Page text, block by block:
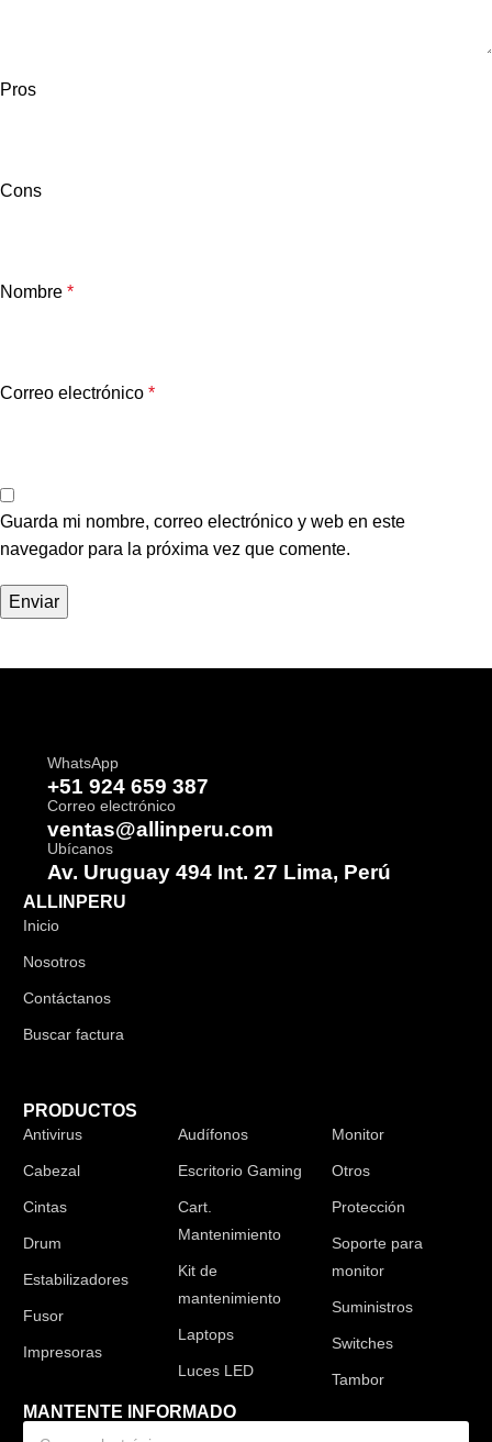
Pros
Cons
Nombre *
Correo electrónico *
Guarda mi nombre, correo electrónico y web en este
navegador para la próxima vez que comente.
WhatsApp
+51 924 659 387
Correo electrónico
ventas@allinperu.com
Ubícanos
Av. Uruguay 494 Int. 27 Lima, Perú
ALLINPERU
Inicio
Nosotros
Contáctanos
Buscar factura
PRODUCTOS
Antivirus
Cabezal
Cintas
Drum
Estabilizadores
Fusor
Impresoras
Audífonos
Escritorio Gaming
Cart.
Mantenimiento
Kit de
mantenimiento
Laptops
Luces LED
Monitor
Otros
Protección
Soporte para
monitor
Suministros
Switches
Tambor
MANTENTE INFORMADO